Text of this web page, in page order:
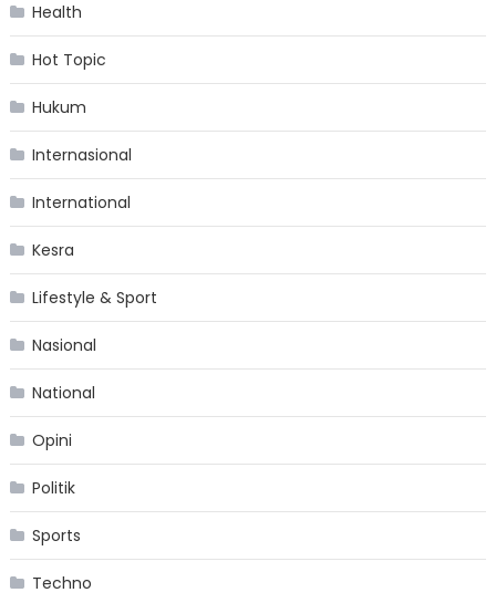
Health
Hot Topic
Hukum
Internasional
International
Kesra
Lifestyle & Sport
Nasional
National
Opini
Politik
Sports
Techno